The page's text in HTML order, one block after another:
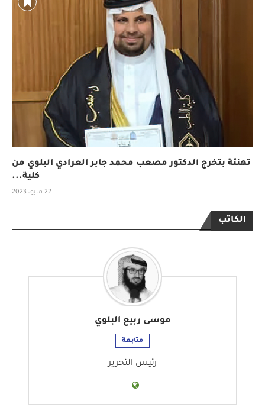
تهنئة بتخرج الدكتور مصعب محمد جابر العرادي البلوي من
كلية...
22 مايو، 2023
الكاتب
موسى ربيع البلوي
متابعة
رئيس التحرير